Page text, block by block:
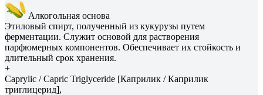
Алкогольная основа
Этиловый спирт, полученный из кукурузы путем
ферментации. Служит основой для растворения
парфюмерных компонентов. Обеспечивает их стойкость и
длительный срок хранения.
+
Caprylic / Capric Triglyceride [Каприлик / Каприлик
триглицерид],